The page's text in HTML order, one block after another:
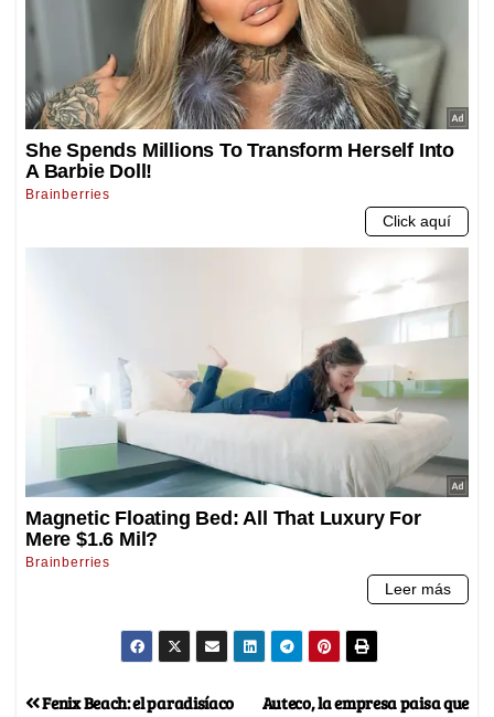
Auteco, la empresa paisa que
Fenix Beach: el paradisíaco